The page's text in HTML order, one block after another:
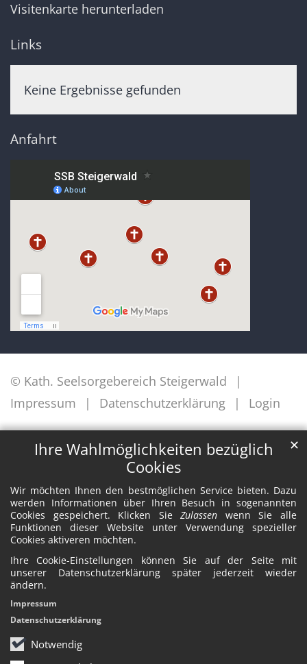
Ihre Wahlmöglichkeiten bezüglich
Cookies
Wir möchten Ihnen den bestmöglichen Service bieten. Dazu
werden Informationen über Ihren Besuch in sogenannten
Cookies gespeichert. Klicken SieZulassen wenn Sie alle
Funktionen dieser Website unter Verwendung spezieller
Cookies aktiveren möchten.
Ihre Cookie-Einstellungen können Sie auf der Seite mit
unserer Datenschutzerklärung später jederzeit wieder
ändern.
Notwendig
✕
Impressum
Datenschutzerklärung
Visitenkarte herunterladen
Links
Keine Ergebnisse gefunden
Anfahrt
© Kath. Seelsorgebereich Steigerwald
Impressum
Datenschutzerklärung Login